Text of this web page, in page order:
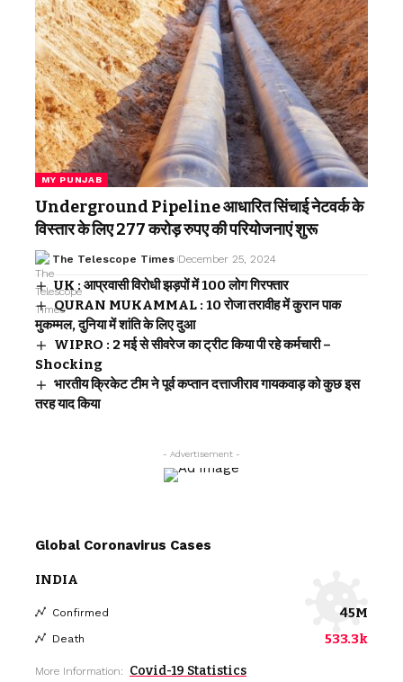
MY PUNJAB
Underground Pipeline आधारित सिंचाई नेटवर्क के
विस्तार के लिए 277 करोड़ रुपए की परियोजनाएं शुरू
The Telescope Times December 25, 2024
UK : आप्रवासी विरोधी झड़पों में 100 लोग गिरफ्तार
QURAN MUKAMMAL : 10 रोजा तरावीह में कुरान पाक
मुकम्मल, दुनिया में शांति के लिए दुआ
WIPRO : 2 मई से सीवरेज का ट्रीट किया पी रहे कर्मचारी –
Shocking
भारतीय क्रिकेट टीम ने पूर्व कप्तान दत्ताजीराव गायकवाड़ को कुछ इस
तरह याद किया
- Advertisement -
Global Coronavirus Cases
INDIA
Confirmed 45M
Death 533.3k
More Information: Covid-19 Statistics